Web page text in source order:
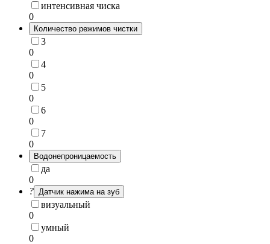
интенсивная чиска
0
Количество режимов чистки
3
0
4
0
5
0
6
0
7
0
Водонепроницаемость
да
0
? Датчик нажима на зуб
визуальный
0
умный
0